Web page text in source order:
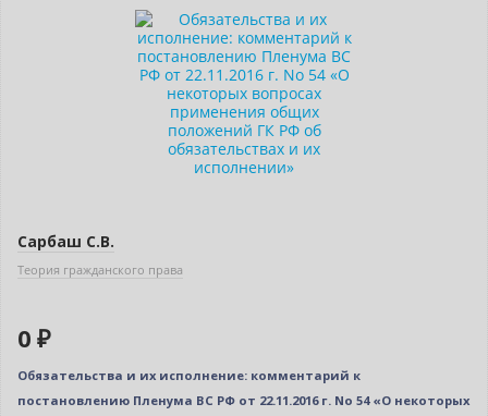
Сарбаш С.В.
Теория гражданского права
0 ₽
Обязательства и их исполнение: комментарий к
постановлению Пленума ВС РФ от 22.11.2016 г. No 54 «О некоторых